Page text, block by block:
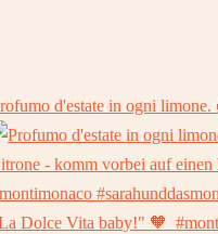
d'estate in ogni
Dolce Vita baby!" 🧡⁠